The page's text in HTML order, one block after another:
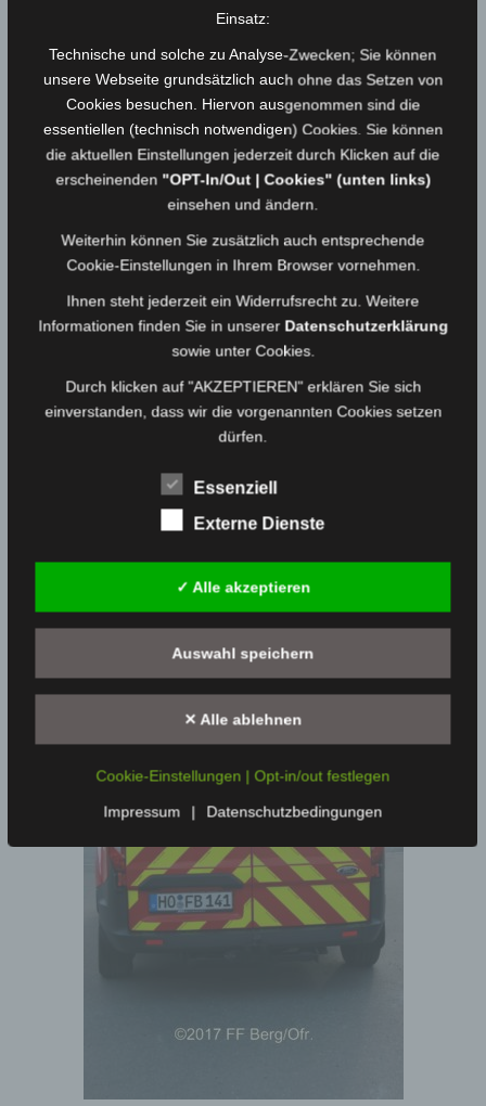
(Ortspläne, topographische Karten)
Unterlagen und Dokumente zur Einsatzleitung (Einsatzpläne,
Hydrantenpläne, Objektpläne, Gefahrstoffunterlagen)
Einsatz:
Technische und solche zu Analyse-Zwecken; Sie können
unsere Webseite grundsätzlich auch ohne das Setzen von
Cookies besuchen. Hiervon ausgenommen sind die
essentiellen (technisch notwendigen) Cookies. Sie können
die aktuellen Einstellungen jederzeit durch Klicken auf die
erscheinenden "OPT-In/Out | Cookies" (unten links)
einsehen und ändern.
Weiterhin können Sie zusätzlich auch entsprechende
Cookie-Einstellungen in Ihrem Browser vornehmen.
Ihnen steht jederzeit ein Widerrufsrecht zu. Weitere
Informationen finden Sie in unserer Datenschutzerklärung
sowie unter Cookies.
Durch klicken auf "AKZEPTIEREN" erklären Sie sich
einverstanden, dass wir die vorgenannten Cookies setzen
dürfen.
Essenziell
Externe Dienste
✓ Alle akzeptieren
Auswahl speichern
✕ Alle ablehnen
Cookie-Einstellungen | Opt-in/out festlegen
Impressum | Datenschutzbedingungen